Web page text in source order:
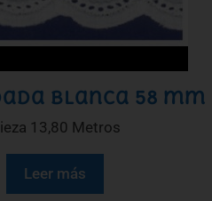
blanca 58 mm
13,80 Metros
Leer más